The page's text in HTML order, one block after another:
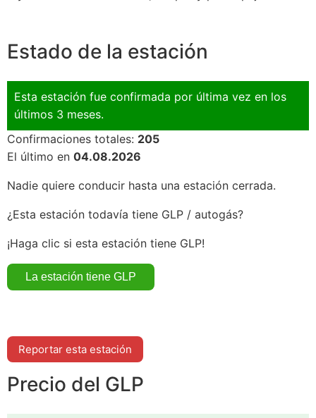
Estado de la estación
Esta estación fue confirmada por última vez en los
últimos 3 meses.
Confirmaciones totales: 205
El último en 04.08.2026
Nadie quiere conducir hasta una estación cerrada.
¿Esta estación todavía tiene GLP / autogás?
¡Haga clic si esta estación tiene GLP!
Reportar esta estación
Precio del GLP